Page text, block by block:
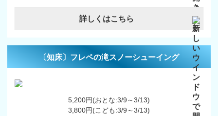
詳しくはこちら
〔知床〕フレペの滝スノーシューイング
5,200円(おとな:3/9～3/13)
3,800円(こども:3/9～3/13)